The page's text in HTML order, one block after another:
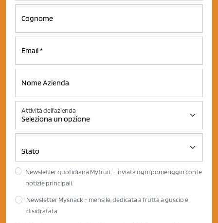
Attività dell'azienda
Newsletter quotidiana Myfruit – inviata ogni pomeriggio con le
notizie principali.
Newsletter Mysnack – mensile, dedicata a frutta a guscio e
disidratata